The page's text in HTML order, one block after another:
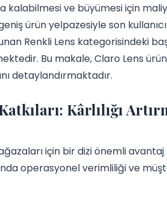
ve büyümesi için
ürün yelpazesiyle son
Renkli Lens kategorisindeki
Bu makale, Claro Lens
detaylandırmaktadır.
Kârlılığı
için bir dizi önemli avantaj
operasyonel verimliliği ve